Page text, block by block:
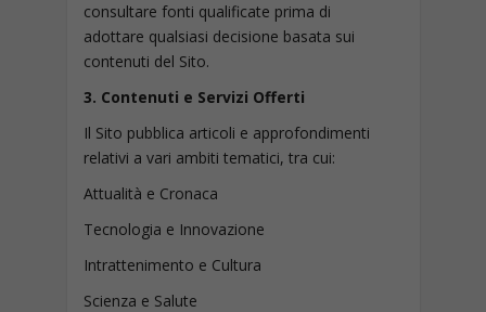
consultare fonti qualificate prima di
adottare qualsiasi decisione basata sui
contenuti del Sito.
3. Contenuti e Servizi Offerti
Il Sito pubblica articoli e approfondimenti
relativi a vari ambiti tematici, tra cui:
Attualità e Cronaca
Tecnologia e Innovazione
Intrattenimento e Cultura
Scienza e Salute